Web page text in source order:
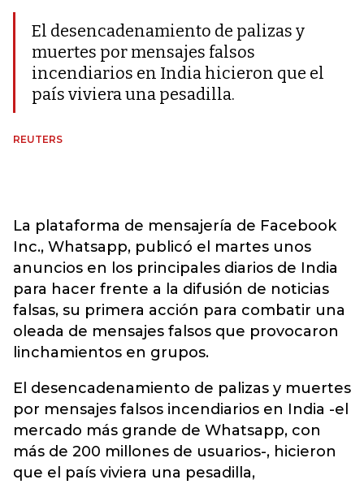
El desencadenamiento de palizas y
muertes por mensajes falsos
incendiarios en India hicieron que el
país viviera una pesadilla.
REUTERS
La plataforma de mensajería de Facebook
Inc., Whatsapp, publicó el martes unos
anuncios en los principales diarios de India
para hacer frente a la difusión de noticias
falsas, su primera acción para combatir una
oleada de mensajes falsos que provocaron
linchamientos en grupos.
El desencadenamiento de palizas y muertes
por mensajes falsos incendiarios en India -el
mercado más grande de Whatsapp, con
más de 200 millones de usuarios-, hicieron
que el país viviera una pesadilla,